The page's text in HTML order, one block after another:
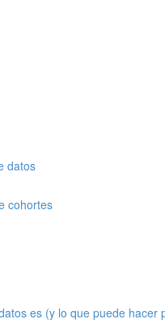
datos
cohortes
es (y lo que puede hacer